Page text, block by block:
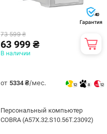
40
Гарантия
73 599 ₴
63 999 ₴
В наличии
от 5334 ₴/мес. 12 8 12
Персональный компьютер
COBRA (A57X.32.S10.56T.23092)